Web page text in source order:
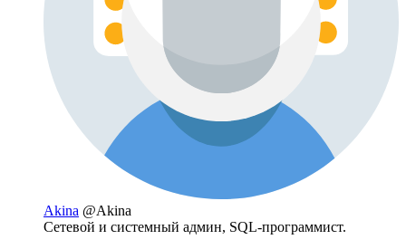
Akina @Akina
Сетевой и системный админ, SQL-программист.